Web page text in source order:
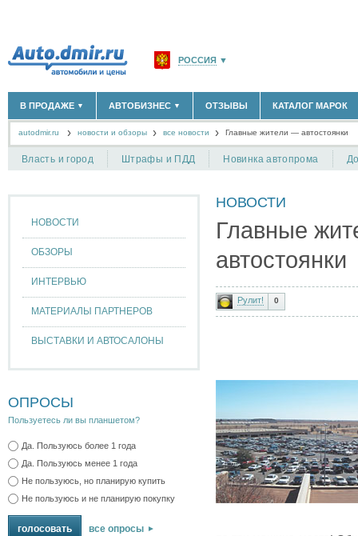
РОССИЯ ▼
САНКТ-ПЕТЕРБУРГ И ОБЛАСТЬ(14304)
КРАСНОДАРСКИЙ КРАЙ(5619)
КРЫМ РЕСПУБЛИКА(412)
В ПРОДАЖЕ ▼
НОВЫЕ АВТОМОБИЛИ(30122)
АВТОМОБИЛИ С ПРОБЕГОМ
АВТОБИЗНЕС ▼
ОФИЦИАЛЬНЫЕ ДИЛЕРЫ(1347)
ТАКСИ(278)
+ ДОБАВИТЬ КОМПАНИЮ
ОТЗЫВЫ КАТАЛОГ МАРОК
autodmir.ru новости и обзоры все новости Главные жители — автостоянки
Власть и город Штрафы и ПДД Новинка автопрома
НОВОСТИ
ОБЗОРЫ
ИНТЕРВЬЮ
МАТЕРИАЛЫ ПАРТНЕРОВ
ВЫСТАВКИ И АВТОСАЛОНЫ
ОПРОСЫ
Пользуетесь ли вы планшетом?
Да. Пользуюсь более 1 года
Да. Пользуюсь менее 1 года
Не пользуюсь, но планирую купить
Не пользуюсь и не планирую покупку
все опросы
НОВОСТИ
Главные
автостоянки
Рулит! 0